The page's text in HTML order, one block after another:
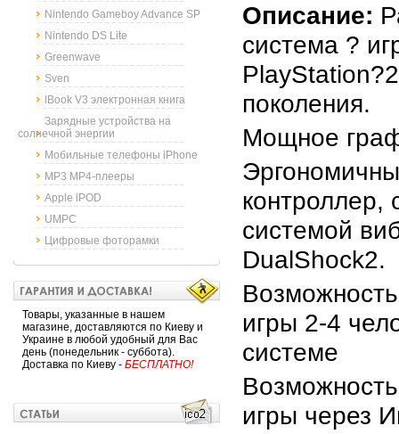
Nintendo Gameboy Advance SP
Nintendo DS Lite
Greenwave
Sven
lBook V3 электронная книга
Зарядные устройства на
солнечной энергии
Мобильные телефоны iPhone
MP3 MP4-плееры
Apple iPOD
UMPC
Цифровые фоторамки
Товары, указанные в нашем
магазине, доставляются по Киеву и
Украине в любой удобный для Вас
день (понедельник - суббота).
Доставка по Киеву - БЕСПЛАТНО!
Описание:
система ?
поколения.
Мощное
контроллер,
системой
DualShock2.
игры 2-4
системе
игры через